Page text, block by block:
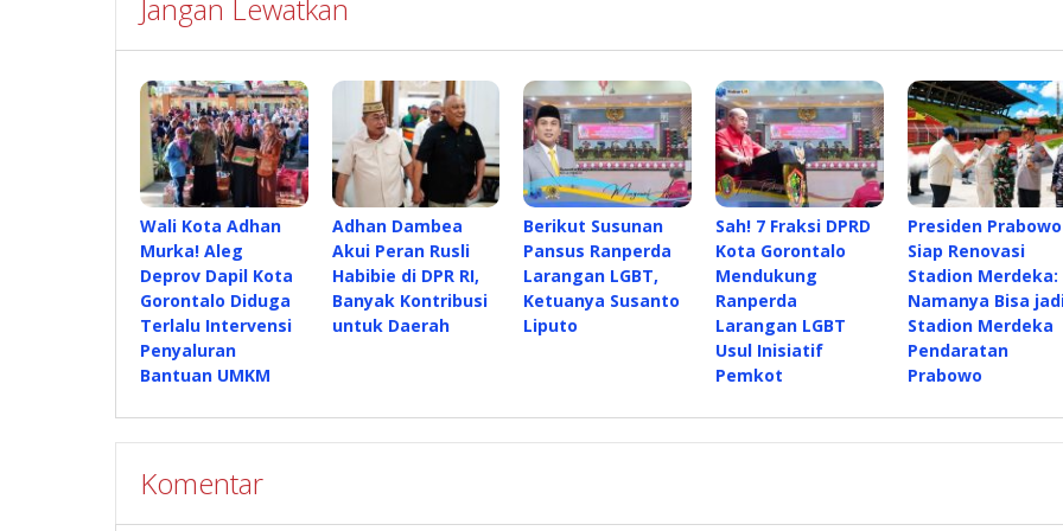
Jangan Lewatkan
Wali Kota Adhan
Murka! Aleg
Deprov Dapil Kota
Gorontalo Diduga
Terlalu Intervensi
Penyaluran
Bantuan UMKM
Adhan Dambea
Akui Peran Rusli
Habibie di DPR RI,
Banyak Kontribusi
untuk Daerah
Berikut Susunan
Pansus Ranperda
Larangan LGBT,
Ketuanya Susanto
Liputo
Sah! 7 Fraksi DPRD
Kota Gorontalo
Mendukung
Ranperda
Larangan LGBT
Usul Inisiatif
Pemkot
Presiden Prabowo
Siap Renovasi
Stadion Merdeka:
Namanya Bisa
Stadion Merdeka
Pendaratan
Prabowo
Komentar